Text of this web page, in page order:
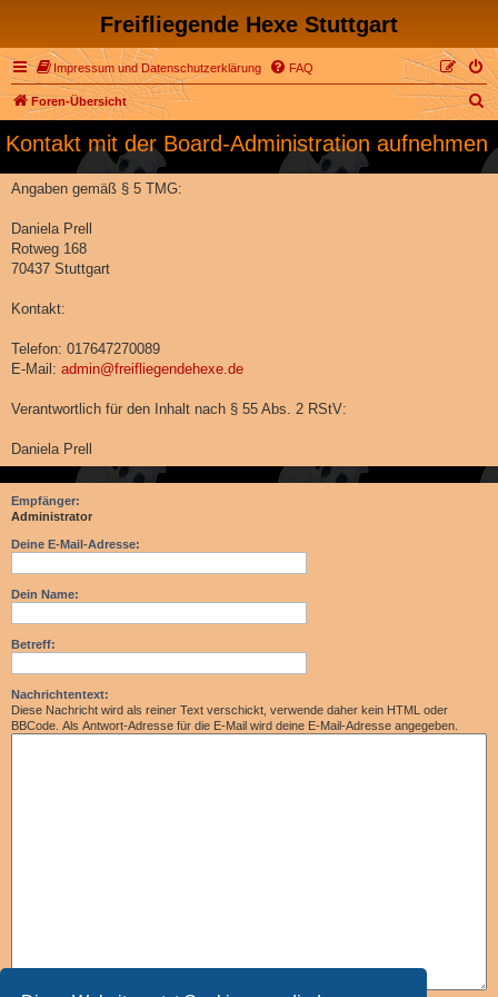
Freifliegende Hexe Stuttgart
Impressum und Datenschutzerklärung FAQ
Foren-Übersicht
S
c
Kontakt mit der Board-Administration aufnehmen
Angaben gemäß § 5 TMG:
Daniela Prell
Rotweg 168
70437 Stuttgart
Kontakt:
Telefon: 017647270089
E-Mail: admin@freifliegendehexe.de
Verantwortlich für den Inhalt nach § 55 Abs. 2 RStV:
Daniela Prell
Empfänger:
Administrator
Deine E-Mail-Adresse:
Dein Name:
Betreff:
Nachrichtentext:
Diese Nachricht wird als reiner Text verschickt, verwende daher kein HTML oder
BBCode. Als Antwort-Adresse für die E-Mail wird deine E-Mail-Adresse angegeben.